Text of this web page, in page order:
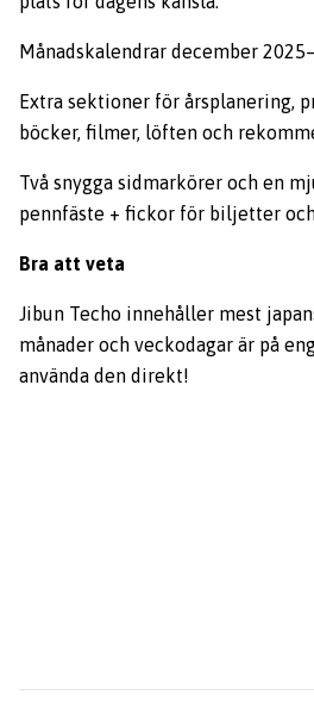
Månadskalendrar december
Extra sektioner för årsplanering,
böcker, filmer, löften och
Två snygga sidmarkörer och en
pennfäste + fickor för biljetter
Bra att veta
Jibun Techo innehåller mest
månader och veckodagar är på
använda den direkt!